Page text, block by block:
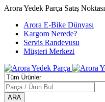
Arora Yedek Parça Satış Noktası
Arora E-Bike Dünyası
Kargom Nerede?
Servis Randevusu
Müşteri Merkezi